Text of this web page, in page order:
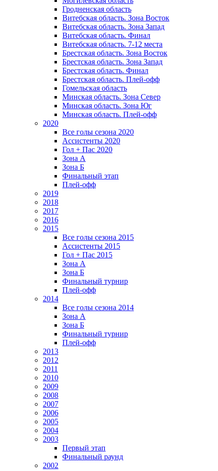
Гродненская область
Витебская область. Зона Восток
Витебская область. Зона Запад
Витебская область. Финал
Витебская область. 7-12 места
Брестская область. Зона Восток
Брестская область. Зона Запад
Брестская область. Финал
Брестская область. Плей-офф
Гомельская область
Минская область. Зона Север
Минская область. Зона Юг
Минская область. Плей-офф
2020
Все голы сезона 2020
Ассистенты 2020
Гол + Пас 2020
Зона А
Зона Б
Финальный этап
Плей-офф
2019
2018
2017
2016
2015
Все голы сезона 2015
Ассистенты 2015
Гол + Пас 2015
Зона А
Зона Б
Финальный турнир
Плей-офф
2014
Все голы сезона 2014
Зона А
Зона Б
Финальный турнир
Плей-офф
2013
2012
2011
2010
2009
2008
2007
2006
2005
2004
2003
Первый этап
Финальный раунд
2002